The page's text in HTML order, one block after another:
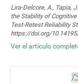
Lira-Delcore, A., Tapia,
the Stability of
Test-Retest Reliability
https://doi.org/
Ver el artículo